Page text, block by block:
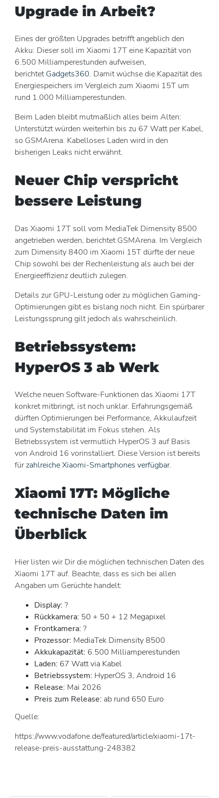
Upgrade in Arbeit?
Eines der größten Upgrades betrifft angeblich den
Akku: Dieser soll im Xiaomi 17T eine Kapazität von
6.500 Milliamperestunden aufweisen,
berichtetGadgets360. Damit wüchse die Kapazität des
Energiespeichers im Vergleich zum Xiaomi 15T um
rund 1.000 Milliamperestunden.
Beim Laden bleibt mutmaßlich alles beim Alten:
Unterstützt würden weiterhin bis zu 67 Watt per Kabel,
so GSMArena. Kabelloses Laden wird in den
bisherigen Leaks nicht erwähnt.
Neuer Chip verspricht
bessere Leistung
Das Xiaomi 17T soll vom MediaTek Dimensity 8500
angetrieben werden, berichtet GSMArena. Im Vergleich
zum Dimensity 8400 im Xiaomi 15T dürfte der neue
Chip sowohl bei der Rechenleistung als auch bei der
Energieeffizienz deutlich zulegen.
Details zur GPU-Leistung oder zu möglichen Gaming-
Optimierungen gibt es bislang noch nicht. Ein spürbarer
Leistungssprung gilt jedoch als wahrscheinlich.
Betriebssystem:
HyperOS 3 ab Werk
Welche neuen Software-Funktionen das Xiaomi 17T
konkret mitbringt, ist noch unklar. Erfahrungsgemäß
dürften Optimierungen bei Performance, Akkulaufzeit
und Systemstabilität im Fokus stehen. Als
Betriebssystem ist vermutlich HyperOS 3 auf Basis
von Android 16 vorinstalliert. Diese Version ist bereits
fürzahlreiche Xiaomi-Smartphones verfügbar.
Xiaomi 17T: Mögliche
technische Daten im
Überblick
Hier listen wir Dir die möglichen technischen Daten des
Xiaomi 17T auf. Beachte, dass es sich bei allen
Angaben um Gerüchte handelt:
Display: ?
Rückkamera: 50 + 50 + 12 Megapixel
Frontkamera: ?
Prozessor: MediaTek Dimensity 8500
Akkukapazität: 6.500 Milliamperestunden
Laden: 67 Watt via Kabel
Betriebssystem: HyperOS 3, Android 16
Release: Mai 2026
Preis zum Release: ab rund 650 Euro
Quelle:
https://www.vodafone.de/featured/article/xiaomi-17t-
release-preis-ausstattung-248382